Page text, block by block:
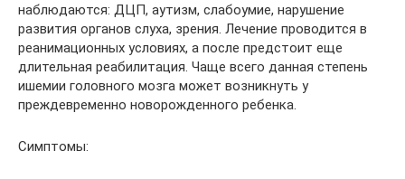
наблюдаются: ДЦП, аутизм, слабоумие, нарушение
развития органов слуха, зрения. Лечение проводится в
реанимационных условиях, а после предстоит еще
длительная реабилитация. Чаще всего данная степень
ишемии головного мозга может возникнуть у
преждевременно новорожденного ребенка.
Симптомы: